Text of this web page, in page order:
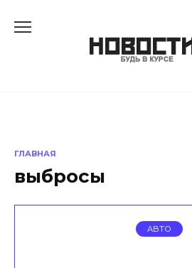
ГЛАВНАЯ
выбросы
АВТО